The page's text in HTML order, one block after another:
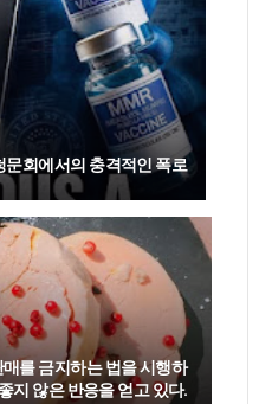
회에서의 충격적인 폭로
를 금지하는 법을 시행하
지 않은 반응을 얻고 있다.